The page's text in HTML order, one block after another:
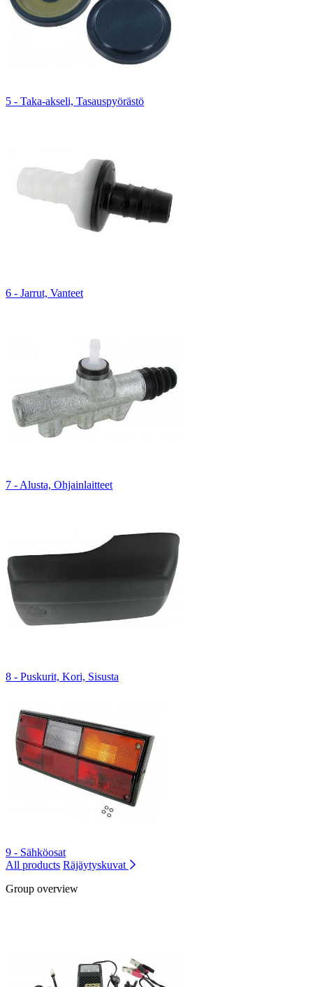
5 - Taka-akseli, Tasauspyörästö
6 - Jarrut, Vanteet
7 - Alusta, Ohjainlaitteet
8 - Puskurit, Kori, Sisusta
9 - Sähköosat
All products Räjäytyskuvat
Group overview